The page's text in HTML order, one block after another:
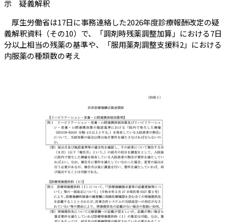
示 疑義解釈
厚生労働省は17日に事務連絡した2026年度診療報酬改定の疑
義解釈資料（その10）で、「調剤時残薬調整加算」における7日
分以上相当の残薬の基準や、「服用薬剤調整支援料2」における
内服薬の種類数の考え